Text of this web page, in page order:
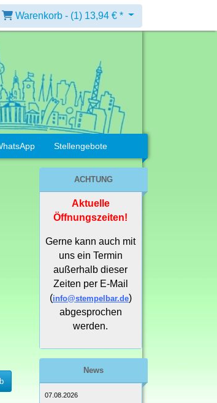
Warenkorb - (1) 13,94 € *
Stellengebote
ACHTUNG
Aktuelle
Öffnungszeiten!
Gerne kann auch mit
uns ein Termin
außerhalb dieser
Zeiten per E-Mail
(info@stempelbar.de)
abgesprochen
werden.
News
07.08.2026